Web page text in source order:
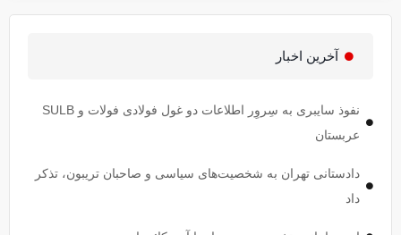
آخرین اخبار
نفوذ سایبری به سِروِر اطلاعات دو غول فولادی فولات و SULB
عربستان
دادستانی تهران به شخصیت‌های سیاسی و صاحبان تریبون، تذکر
داد